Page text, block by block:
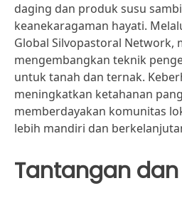
daging dan produk susu
keanekaragaman hayati.
Global Silvopastoral Network,
mengembangkan teknik
untuk tanah dan ternak.
meningkatkan ketahanan
memberdayakan komunitas
lebih mandiri dan
Tantangan dan